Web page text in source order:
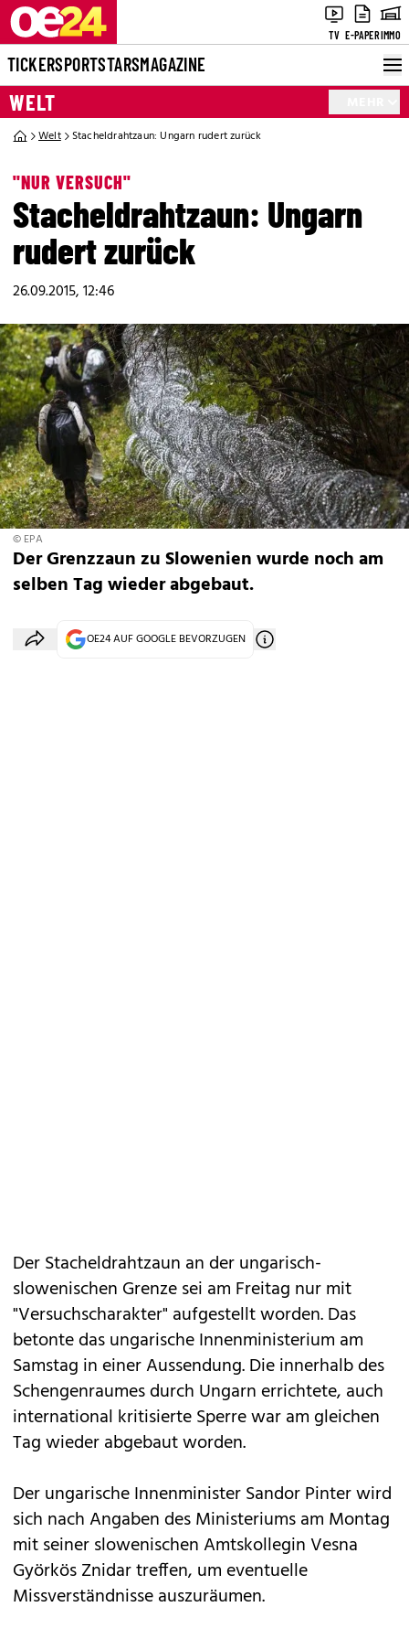
TV E-PAPERIMMO
TICKERSPORTSTARSMAGAZINE
WELT
Welt Stacheldrahtzaun: Ungarn rudert zurück
"NUR VERSUCH"
Stacheldrahtzaun: Ungarn
rudert zurück
26.09.2015, 12:46
© EPA
Der Grenzzaun zu Slowenien wurde noch am
selben Tag wieder abgebaut.
OE24 AUF GOOGLE BEVORZUGEN
Der Stacheldrahtzaun an der ungarisch-
slowenischen Grenze sei am Freitag nur mit
"Versuchscharakter" aufgestellt worden. Das
betonte das ungarische Innenministerium am
Samstag in einer Aussendung. Die innerhalb des
Schengenraumes durch Ungarn errichtete, auch
international kritisierte Sperre war am gleichen
Tag wieder abgebaut worden.
Der ungarische Innenminister Sandor Pinter wird
sich nach Angaben des Ministeriums am Montag
mit seiner slowenischen Amtskollegin Vesna
Györkös Znidar treffen, um eventuelle
Missverständnisse auszuräumen.